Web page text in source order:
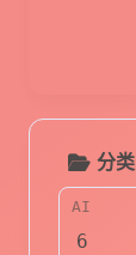
分类
AI
6